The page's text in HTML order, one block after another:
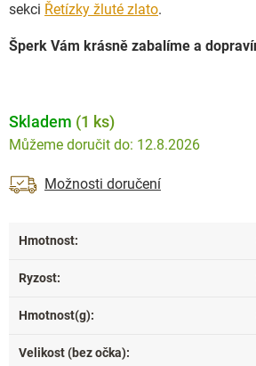
sekci Řetízky žluté zlato.
Šperk Vám krásně zabalíme a
Skladem (1 ks)
12.8.2026
Možnosti doručení
Hmotnost:
Ryzost:
Hmotnost(g):
Velikost (bez očka):